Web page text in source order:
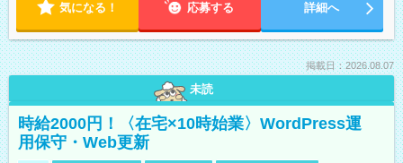
気になる！ 応募する 詳細へ
掲載日：2026.08.07
未読
時給2000円！〈在宅×10時始業〉WordPress運
用保守・Web更新